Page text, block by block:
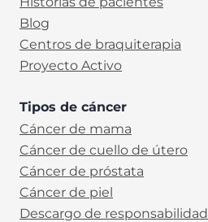
Blog
Centros de braquiterapia
Proyecto Activo
Tipos de cáncer
Cáncer de mama
Cáncer de cuello de útero
Cáncer de próstata
Cáncer de piel
Descargo de responsabilidad